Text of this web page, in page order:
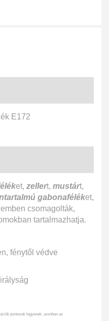
E172
et, zellert, mustárt,
gabonaféléket,
csomagolták,
tartalmazhatja.
fénytől védve
pontosak legyenek, azonban az